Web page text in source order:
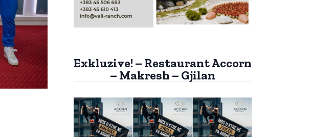
Exkluzive! – Restaurant Accorn
– Makresh – Gjilan